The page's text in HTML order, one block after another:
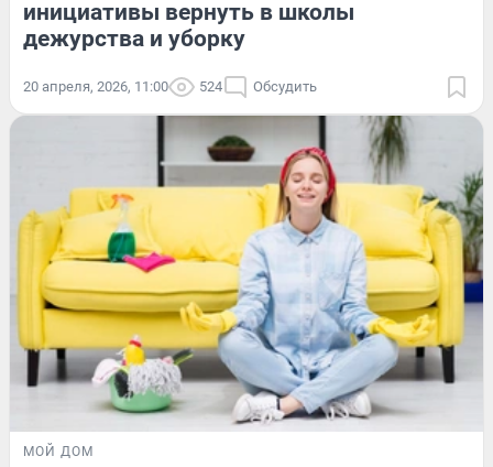
инициативы вернуть в школы
дежурства и уборку
20 апреля, 2026, 11:00 524 Обсудить
МОЙ ДОМ